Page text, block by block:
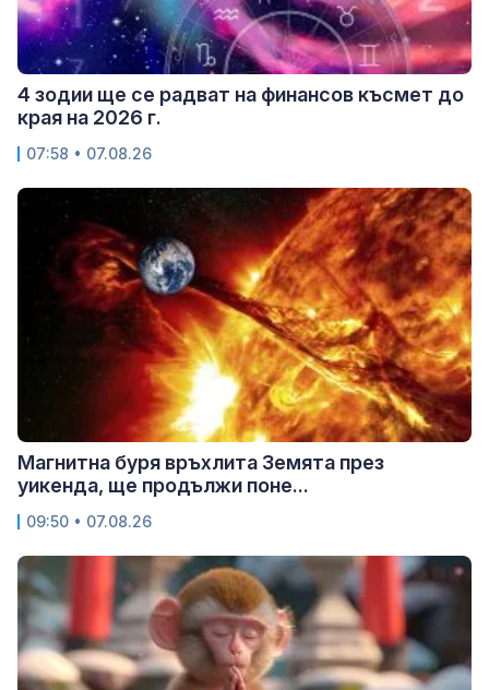
4 зодии ще се радват на финансов късмет до
края на 2026 г.
07:58 • 07.08.26
Магнитна буря връхлита Земята през
уикенда, ще продължи поне...
09:50 • 07.08.26